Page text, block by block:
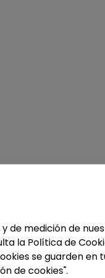
de medición de
la Política de
se guarden en
de cookies".